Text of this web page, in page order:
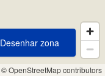
© OpenStreetMap contributors
Desenhar zona
Desenhar zona